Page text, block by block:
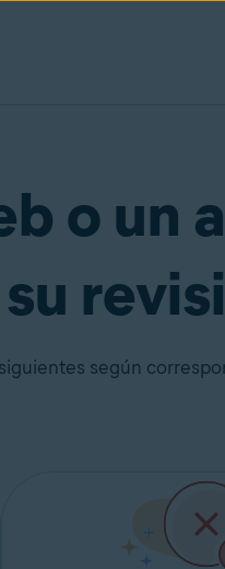
o un
según